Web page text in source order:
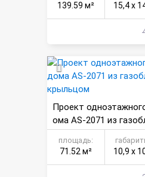
139.59 м² 15,4 х
Проект
ома AS-2071 из
м
площадь:
71.52 м² 10,9 х